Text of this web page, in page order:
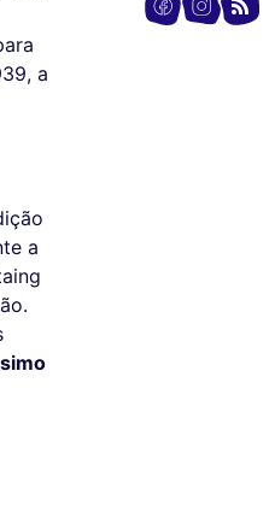
a
a